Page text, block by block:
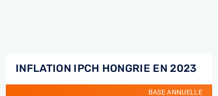
INFLATION IPCH HONGRIE EN 2023
BASE ANNUELLE